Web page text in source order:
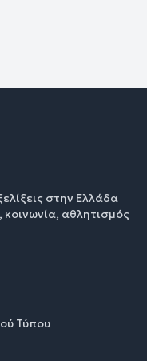
στην Ελλάδα
κοινωνία, αθλητισμός
Τύπου